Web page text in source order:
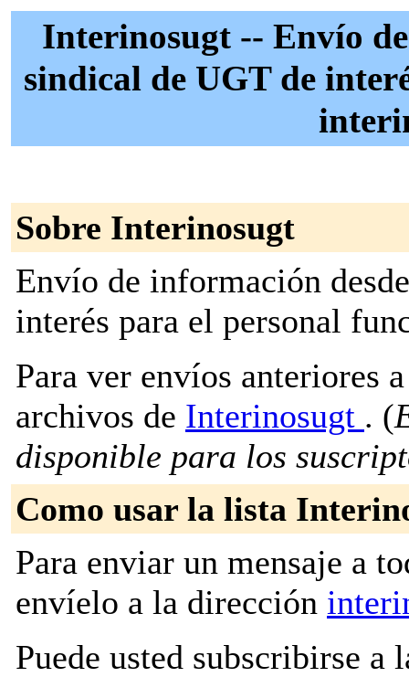
Interinosugt -- Envío
sindical de UGT de
Sobre Interinosugt
Envío de información
interés para el personal
Para ver envíos anteriores
archivos de Interinosugt . (
disponible para los
Como usar la lista
Para enviar un mensaje a
envíelo a la dirección
Puede usted subscribirse a